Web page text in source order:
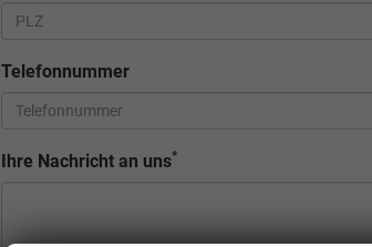
Telefonnummer
Ihre Nachricht an uns*